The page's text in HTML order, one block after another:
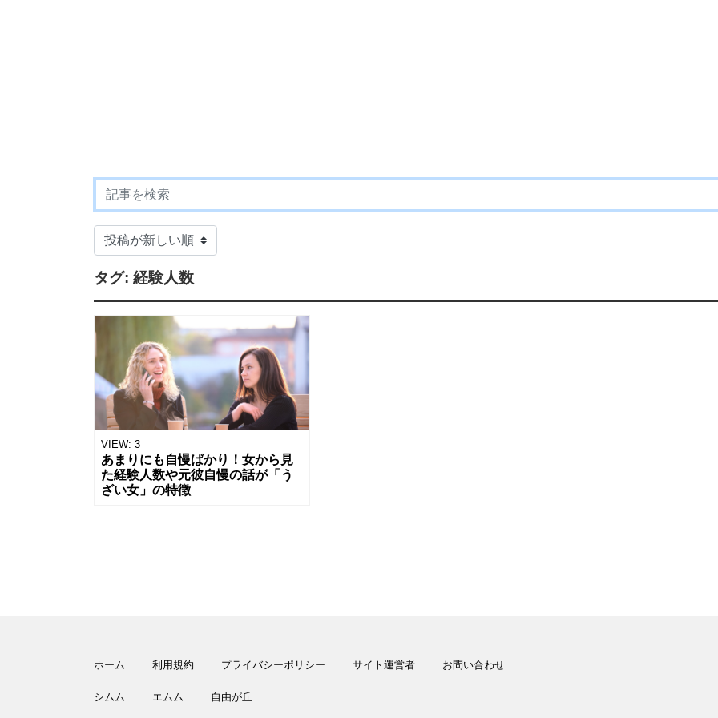
タグ: 経験人数
VIEW: 3
あまりにも自慢ばかり！女から見
た経験人数や元彼自慢の話が「う
ざい女」の特徴
ホーム 利用規約 プライバシーポリシー サイト運営者 お問い合わせ
シムム エムム 自由が丘